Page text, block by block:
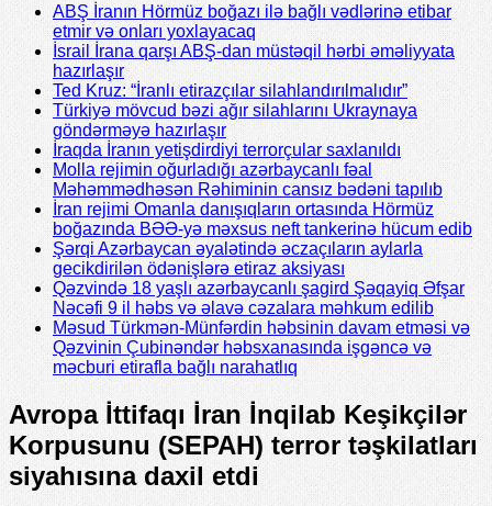
ABŞ İranın Hörmüz boğazı ilə bağlı vədlərinə etibar
etmir və onları yoxlayacaq
İsrail İrana qarşı ABŞ-dan müstəqil hərbi əməliyyata
hazırlaşır
Ted Kruz: “İranlı etirazçılar silahlandırılmalıdır”
Türkiyə mövcud bəzi ağır silahlarını Ukraynaya
göndərməyə hazırlaşır
İraqda İranın yetişdirdiyi terrorçular saxlanıldı
Molla rejimin oğurladığı azərbaycanlı fəal
Məhəmmədhəsən Rəhiminin cansız bədəni tapılıb
İran rejimi Omanla danışıqların ortasında Hörmüz
boğazında BƏƏ-yə məxsus neft tankerinə hücum edib
Şərqi Azərbaycan əyalətində əczaçıların aylarla
gecikdirilən ödənişlərə etiraz aksiyası
Qəzvində 18 yaşlı azərbaycanlı şagird Şəqayiq Əfşar
Nəcəfi 9 il həbs və əlavə cəzalara məhkum edilib
Məsud Türkmən-Münfərdin həbsinin davam etməsi və
Qəzvinin Çubinəndər həbsxanasında işgəncə və
məcburi etirafla bağlı narahatlıq
Avropa İttifaqı İran İnqilab Keşikçilər
Korpusunu (SEPAH) terror təşkilatları
siyahısına daxil etdi